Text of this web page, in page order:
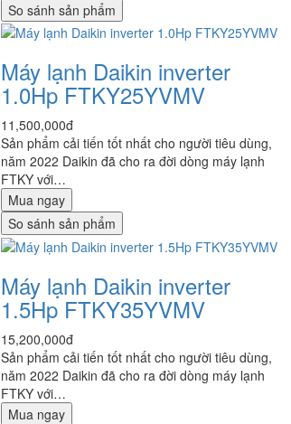
So sánh sản phẩm
Máy lạnh Daikin inverter
1.0Hp FTKY25YVMV
11,500,000đ
Sản phẩm cải tiến tốt nhất cho người tiêu dùng,
năm 2022 Daikin đã cho ra đời dòng máy lạnh
FTKY với…
Mua ngay
So sánh sản phẩm
Máy lạnh Daikin inverter
1.5Hp FTKY35YVMV
15,200,000đ
Sản phẩm cải tiến tốt nhất cho người tiêu dùng,
năm 2022 Daikin đã cho ra đời dòng máy lạnh
FTKY với…
Mua ngay